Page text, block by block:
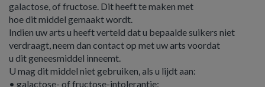
galactose, of fructose. Dit heeft te maken met
hoe dit middel gemaakt wordt.
Indien uw arts u heeft verteld dat u bepaalde suikers niet
verdraagt, neem dan contact op met uw arts voordat
u dit geneesmiddel inneemt.
U mag dit middel niet gebruiken, als u lijdt aan:
• galactose- of fructose-intolerantie;